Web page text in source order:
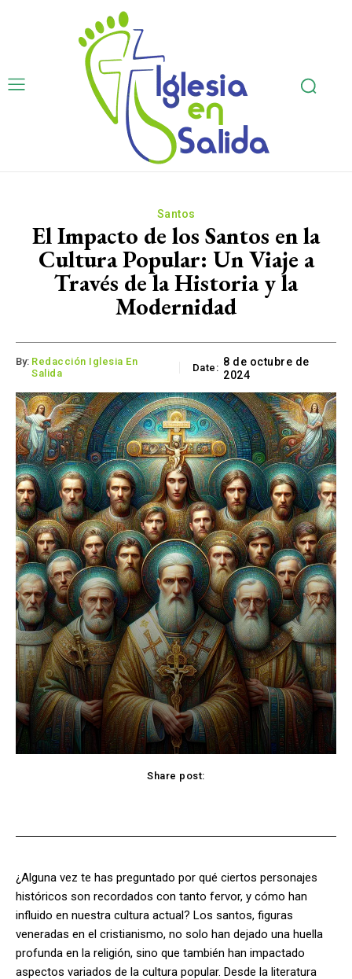
Santos
El Impacto de los Santos en la
Cultura Popular: Un Viaje a
Través de la Historia y la
Modernidad
By: Redacción Iglesia En
Salida
Date: 8 de octubre de
2024
Share post:
¿Alguna vez te has preguntado por qué ciertos personajes
históricos son recordados con tanto fervor, y cómo han
influido en nuestra cultura actual? Los santos, figuras
veneradas en el cristianismo, no solo han dejado una huella
profunda en la religión, sino que también han impactado
aspectos variados de la cultura popular. Desde la literatura